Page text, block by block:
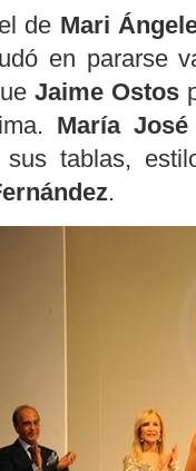
de Mari
en pararse
Jaime Ostos
María
sus tablas,
.